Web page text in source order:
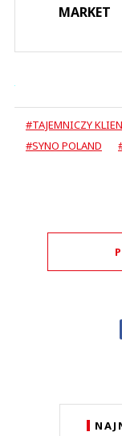
MARKET
#TAJEMNICZY
#SYNO POLAND